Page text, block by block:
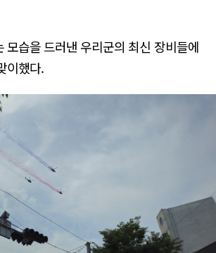
모습을 드러낸 우리군의 최신 장비들에
이했다.